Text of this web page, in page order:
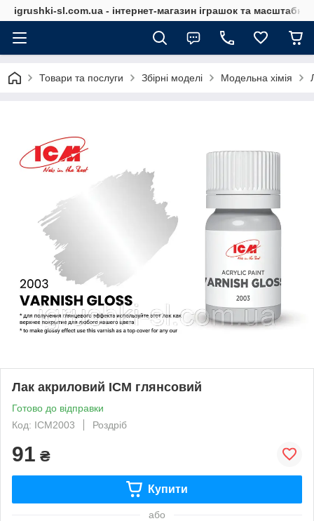
igrushki-sl.com.ua - інтернет-магазин іграшок та
Товари та послуги Збірні моделі Модельна хімія
Лак акриловий ICM глянсовий
Готово до відправки
Код: ICM2003
Роздріб
91 ₴
Купити
або